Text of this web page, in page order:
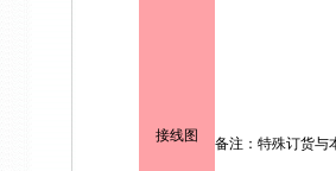
接线图 备注：特殊订货与